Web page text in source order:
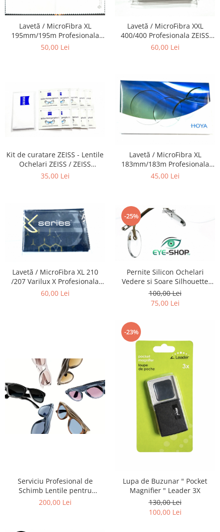
Lavetă / MicroFibra XL
195mm/195m Profesionala
HOYA recomandata pentru
50,00 Lei
Lavetă / MicroFibra XXL
400/400 Profesionala ZEISS
recomandata pentru
telescoapelor, ochelarilor de
protecție etc
60,00 Lei
Kit de curatare ZEISS - Lentile
Ochelari ZEISS / ZEISS
Cleaning Kit - Recomandat la
35,00 Lei
Lavetă / MicroFibra XL
183mm/183m Profesionala
HOYA recomandata pentru
45,00 Lei
Lavetă / MicroFibra XL 210
/207 Varilux X Profesionala
Moale, Essilor recomandata
60,00 Lei
-25%
Pernite Silicon Ochelari
Vedere si Soare Silhouette
titan FrameLess - Silhouette
Nose Pads -
100,00 Lei
75,00 Lei
Serviciu Profesional de
Schimb Lentile pentru
Ochelarii Inteligenți Ray-Ban
200,00 Lei
-23%
Lupa de Buzunar " Pocket
Magnifier " Leader 3X
130,00 Lei
100,00 Lei